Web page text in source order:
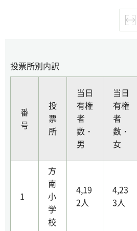
投票所別内訳
番
号
投
票
所
当日
有権
者
数・
男
当日
有権
者
数・
女
1
方
南
小
学
校
4,19
2人
4,23
3人